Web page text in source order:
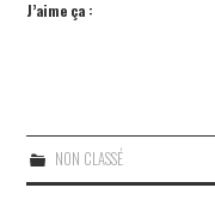
J’aime ça :
NON CLASSÉ